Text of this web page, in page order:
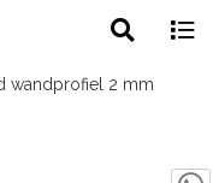
search
wandprofiel 2 mm